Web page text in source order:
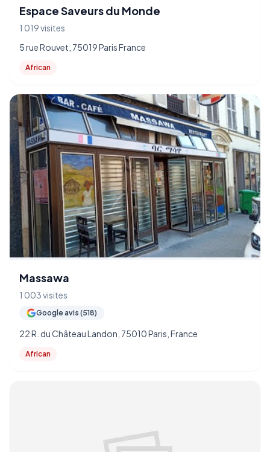
Espace Saveurs du Monde
1 019 visites
5 rue Rouvet, 75019 Paris France
African
Massawa
1 003 visites
Google avis (518)
22 R. du Château Landon, 75010 Paris, France
African